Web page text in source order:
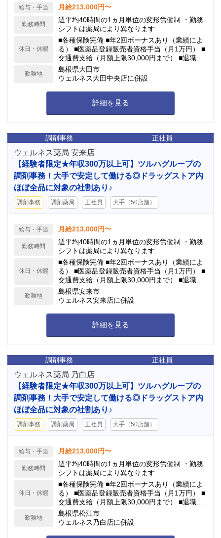
給与・手当 月給213,000円〜
勤務時間
週平均40時間の1ヵ月単位の変形労働制 ・勤務
シフトは薬局により異なります
休日・休暇
■各種保険完備 ■年2回ボーナスあり（業績によ
る） ■医薬品登録販売者資格手当（月1万円） ■
交通費支給（月額上限30,000円まで） ■退職金
制度あり ■制服無料貸与 ■育休、産休取得可能 ■
有給休暇、看護休暇、年間休日（114日程度）
勤務地
島根県大田市
ウェルネス大田中央店に併設
詳細を見る
調剤事務 正社員
ウェルネス薬局 安来店
【経験者限定★年収300万以上可】ツルハグループの
調剤事務！大手で安定して働ける◎ドラッグストア内
ほぼ全品に対象の社割あり♪
調剤事務 調剤薬局 正社員 大手（50店舗）
給与・手当 月給213,000円〜
勤務時間
週平均40時間の1ヵ月単位の変形労働制 ・勤務
シフトは薬局により異なります
休日・休暇
■各種保険完備 ■年2回ボーナスあり（業績によ
る） ■医薬品登録販売者資格手当（月1万円） ■
交通費支給（月額上限30,000円まで） ■退職金
制度あり ■制服無料貸与 ■育休、産休取得可能 ■
有給休暇、看護休暇、年間休日（114日程度）
勤務地
島根県安来市
ウェルネス安来店に併設
詳細を見る
調剤事務 正社員
ウェルネス薬局 乃白店
【経験者限定★年収300万以上可】ツルハグループの
調剤事務！大手で安定して働ける◎ドラッグストア内
ほぼ全品に対象の社割あり♪
調剤事務 調剤薬局 正社員 大手（50店舗）
給与・手当 月給213,000円〜
勤務時間
週平均40時間の1ヵ月単位の変形労働制 ・勤務
シフトは薬局により異なります
休日・休暇
■各種保険完備 ■年2回ボーナスあり（業績によ
る） ■医薬品登録販売者資格手当（月1万円） ■
交通費支給（月額上限30,000円まで） ■退職金
制度あり ■制服無料貸与 ■育休、産休取得可能 ■
有給休暇、看護休暇、年間休日（114日程度）
勤務地
島根県松江市
ウェルネス乃白店に併設